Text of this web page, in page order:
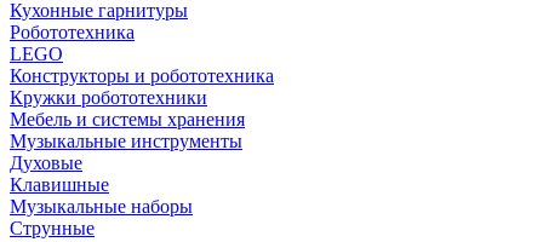
Кухонные гарнитуры
Робототехника
LEGO
Конструкторы и робототехника
Кружки робототехники
Мебель и системы хранения
Музыкальные инструменты
Духовые
Клавишные
Музыкальные наборы
Струнные